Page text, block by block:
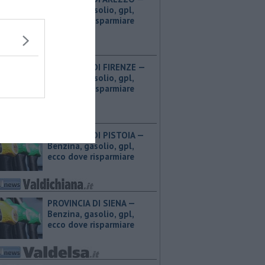
Benzina, gasolio, gpl,
ecco dove risparmiare
PROVINCIA DI FIRENZE — ​
Benzina, gasolio, gpl,
ecco dove risparmiare
PROVINCIA DI PISTOIA — ​
Benzina, gasolio, gpl,
ecco dove risparmiare
PROVINCIA DI SIENA — ​
Benzina, gasolio, gpl,
ecco dove risparmiare